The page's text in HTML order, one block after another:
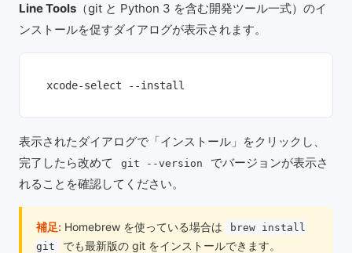
Line Tools （git と Python 3 を含む開発ツール一式）のイ
ンストールを促すダイアログが表示されます。
xcode-select --install
表示されたダイアログで「インストール」をクリックし、
完了したら改めて
git --version
でバージョンが表示さ
れることを確認してください。
補足: Homebrew を使っている場合は
brew install
git
でも最新版の git をインストールできます。